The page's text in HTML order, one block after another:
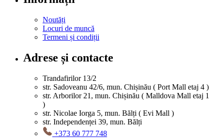
Noutăți
Locuri de muncă
Termeni și condiții
Adrese și contacte
Trandafirilor 13/2
str. Sadoveanu 42/6, mun. Chișinău ( Port Mall etaj 4 )
str. Arborilor 21, mun. Chișinău ( Malldova Mall etaj 1
)
str. Nicolae Iorga 5, mun. Bălți ( Evi Mall )
str. Independenței 39, mun. Bălți
+373 60 777 748